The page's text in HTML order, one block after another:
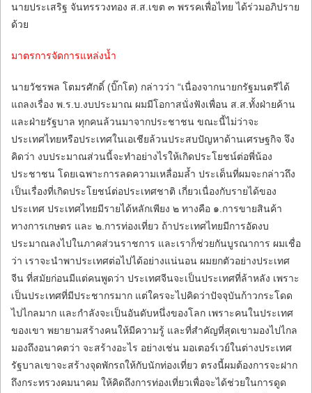
นายประเสริฐ จันทรรวงทอง ส.ส.เขต ๓ พรรคเพื่อไทย ได้ร่วมอภิปราย
ด้วย
มาตรการจัดการแหล่งน้ำ
นายวัชรพล โตมรศักดิ์ (บิ๊กโต) กล่าวว่า “เนื่องจากนายกรัฐมนตรีได้
แถลงเรื่อง พ.ร.บ.งบประมาณ ผมมีโอกาสนั่งฟังเพื่อน ส.ส.ทั้งฝ่ายค้าน
และฝ่ายรัฐบาล ทุกคนล้วนมาจากประชาชน ขณะนี้ไม่ว่าจะ
ประเทศไทยหรือประเทศในเอเชียล้วนประสบปัญหาด้านเศรษฐกิจ จึง
คิดว่า งบประมาณส่วนนี้จะทำอย่างไรให้เกิดประโยชน์ต่อพี่น้อง
ประชาชน โดยเฉพาะการลดความเหลื่อมล้ำ ประเด็นที่ผมจะกล่าวถึง
เป็นเรื่องที่เกิดประโยชน์ต่อประเทศชาติ เกี่ยวเนื่องกับรายได้ของ
ประเทศ ประเทศไทยมีรายได้หลักเพียง ๒ ทางคือ ๑.การขายสินค้า
ทางการเกษตร และ ๒.การท่องเที่ยว ถ้าประเทศไทยมีการอัดงบ
ประมาณลงไปในภาคส่วนราชการ และเราก็ช่วยกันบูรณาการ ผมเชื่อ
ว่า เราจะนำพาประเทศต่อไปได้อย่างแน่นอน ผมยกตัวอย่างประเทศ
จีน ที่สมัยก่อนมีแต่คนพูดว่า ประเทศจีนจะเป็นประเทศที่ล้าหลัง เพราะ
เป็นประเทศที่มีประชากรมาก แต่ใครจะไปคิดว่าปัจจุบันก้าวกระโดด
ไปไกลมาก และกำลังจะเป็นอันดับหนึ่งของโลก เพราะคนในประเทศ
ของเขา พยายามสร้างคนให้มีความรู้ และที่สำคัญที่สุดเขามองไปไกล
มองถึงอนาคตว่า จะสร้างอะไร อย่างเช่น มอเตอร์เวย์ในต่างประเทศ
รัฐบาลเขาจะสร้างจุดพักรถให้กับนักท่องเที่ยว ตรงนี้ผมต้องการจะฝาก
ถึงกระทรวงคมนาคม ให้คิดถึงการท่องเที่ยวเพื่อจะได้ช่วยในการดูด